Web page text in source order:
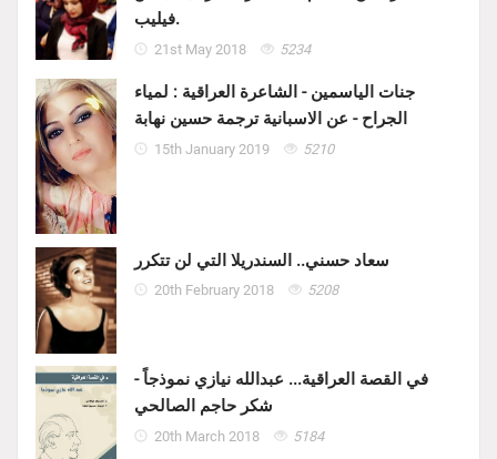
فيليب.
21st May 2018 5234
جنات الياسمين - الشاعرة العراقية : لمياء
الجراح - عن الاسبانية ترجمة حسين نهابة
15th January 2019 5210
سعاد حسني.. السندريلا التي لن تتكرر
20th February 2018 5208
في القصة العراقية... عبدالله نيازي نموذجاً -
شكر حاجم الصالحي
20th March 2018 5184